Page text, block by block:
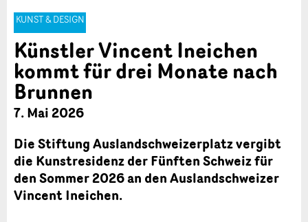
KUNST & DESIGN
Künstler Vincent Ineichen
kommt für drei Monate nach
Brunnen
7. Mai 2026
Die Stiftung Auslandschweizerplatz vergibt
die Kunstresidenz der Fünften Schweiz für
den Sommer 2026 an den Auslandschweizer
Vincent Ineichen.